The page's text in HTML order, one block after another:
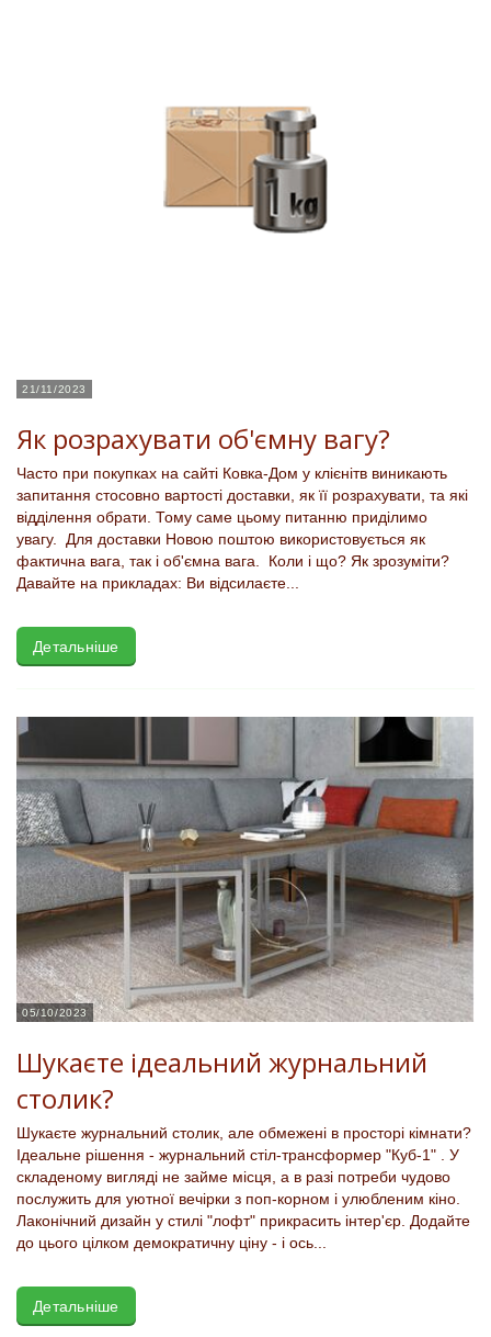
21/11/2023
Як розрахувати об'ємну вагу?
Часто при покупках на сайті Ковка-Дом у клієнітв виникають
запитання стосовно вартості доставки, як її розрахувати, та які
відділення обрати. Тому саме цьому питанню приділимо
увагу. Для доставки Новою поштою використовується як
фактична вага, так і об'ємна вага. Коли і що? Як зрозуміти?
Давайте на прикладах: Ви відсилаєте...
Детальніше
05/10/2023
Шукаєте ідеальний журнальний
столик?
Шукаєте журнальний столик, але обмежені в просторі кімнати?
Ідеальне рішення - журнальний стіл-трансформер "Куб-1" . У
складеному вигляді не займе місця, а в разі потреби чудово
послужить для уютної вечірки з поп-корном і улюбленим кіно.
Лаконічний дизайн у стилі "лофт" прикрасить інтер'єр. Додайте
до цього цілком демократичну ціну - і ось...
Детальніше